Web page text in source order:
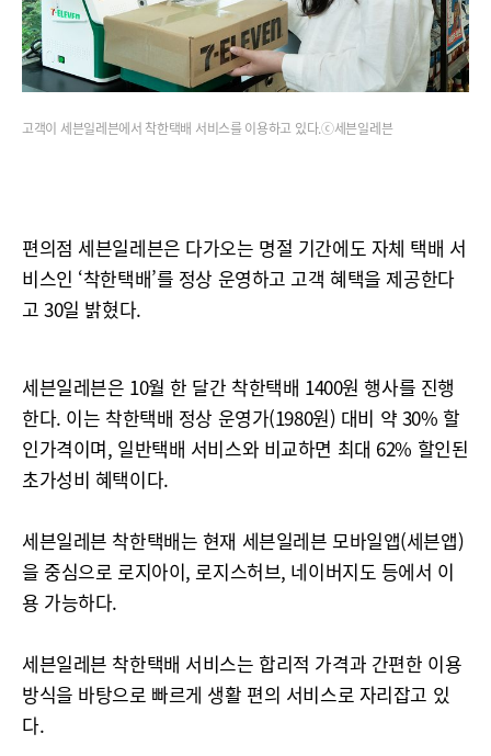
고객이 세븐일레븐에서 착한택배 서비스를 이용하고 있다.ⓒ세븐일레븐
편의점 세븐일레븐은 다가오는 명절 기간에도 자체 택배 서
비스인 ‘착한택배’를 정상 운영하고 고객 혜택을 제공한다
고 30일 밝혔다.
세븐일레븐은 10월 한 달간 착한택배 1400원 행사를 진행
한다. 이는 착한택배 정상 운영가(1980원) 대비 약 30% 할
인가격이며, 일반택배 서비스와 비교하면 최대 62% 할인된
초가성비 혜택이다.
세븐일레븐 착한택배는 현재 세븐일레븐 모바일앱(세븐앱)
을 중심으로 로지아이, 로지스허브, 네이버지도 등에서 이
용 가능하다.
세븐일레븐 착한택배 서비스는 합리적 가격과 간편한 이용
방식을 바탕으로 빠르게 생활 편의 서비스로 자리잡고 있
다.